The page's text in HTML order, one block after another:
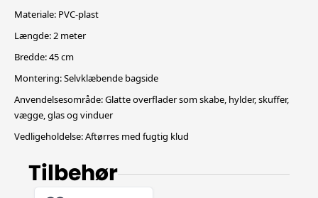
Materiale: PVC-plast
Længde: 2 meter
Bredde: 45 cm
Montering: Selvklæbende bagside
Anvendelsesområde: Glatte overflader som skabe, hylder, skuffer,
vægge, glas og vinduer
Vedligeholdelse: Aftørres med fugtig klud
Tilbehør